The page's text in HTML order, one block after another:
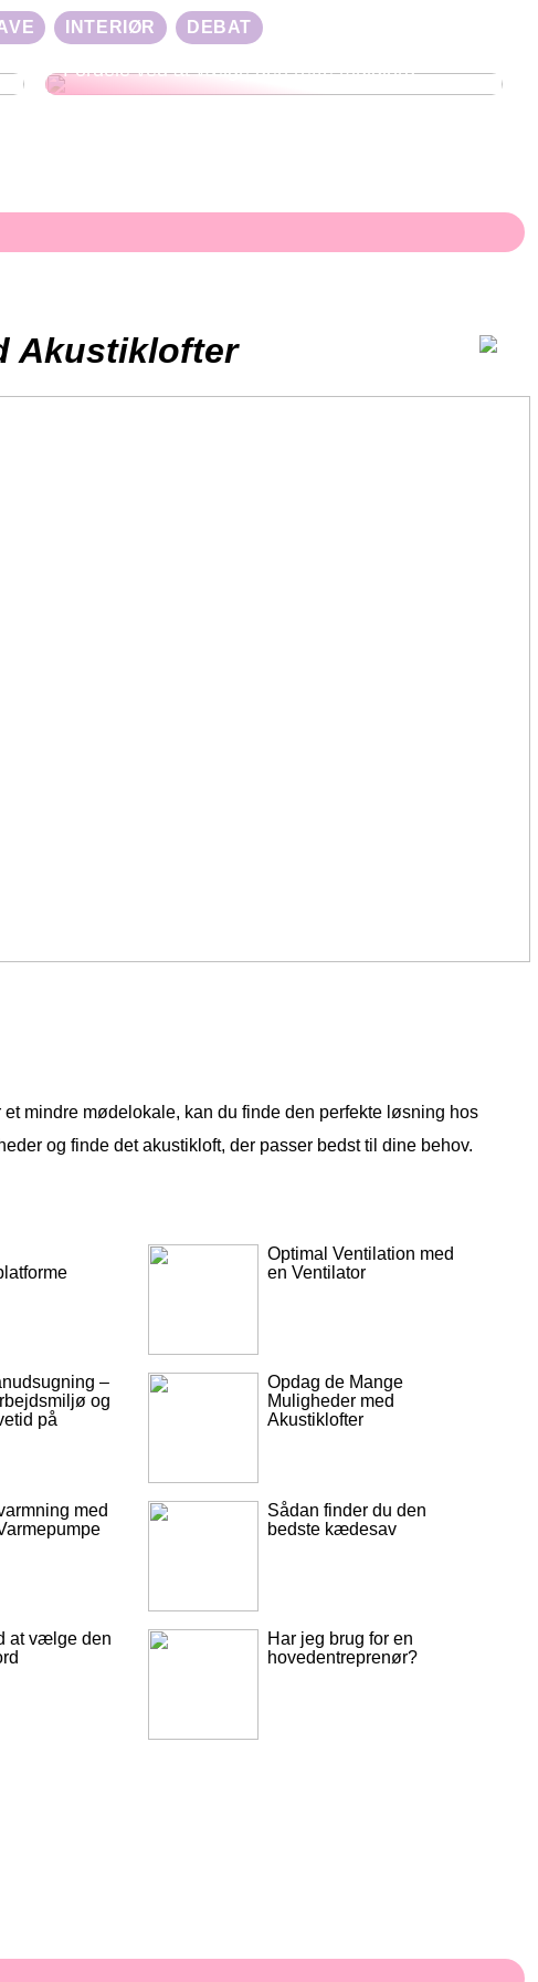
INTERIØR DEBAT
Fordele ved at vælge den rette muldjord
Akustiklofter
mindre mødelokale, kan du finde den perfekte løsning hos
og finde det akustikloft, der passer bedst til dine behov.
–
og
på
med
at vælge den
Optimal Ventilation med
en Ventilator
Opdag de Mange
Muligheder med
Akustiklofter
Sådan finder du den
bedste kædesav
Har jeg brug for en
hovedentreprenør?